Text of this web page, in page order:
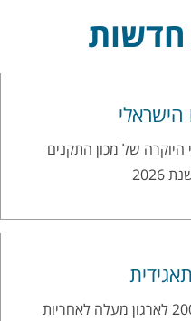
חדשות
תווי היוקרה של מכון התקנים
גאים לעדכן על הצטרפות ארכיב 2000 לארגון מעלה לאחריות